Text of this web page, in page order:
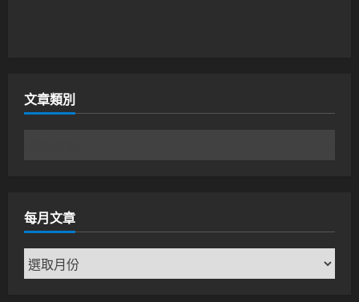
文章類別
每月文章
每
月